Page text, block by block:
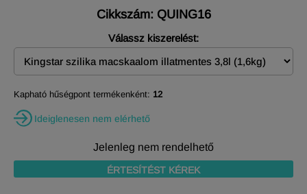
Cikkszám: QUING16
Válassz kiszerelést:
Kapható hűségpont termékenként: 12
Ideiglenesen nem elérhető
Jelenleg nem rendelhető
ÉRTESÍTÉST KÉREK